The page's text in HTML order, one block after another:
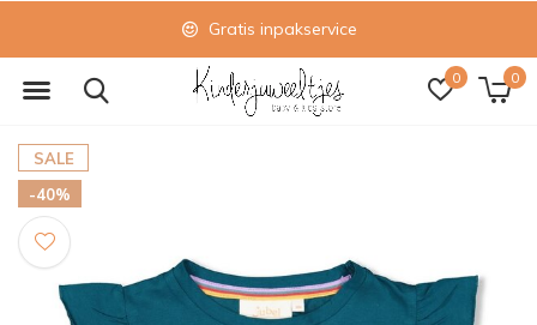
0 0
Gratis inpakservice
SALE
-40%